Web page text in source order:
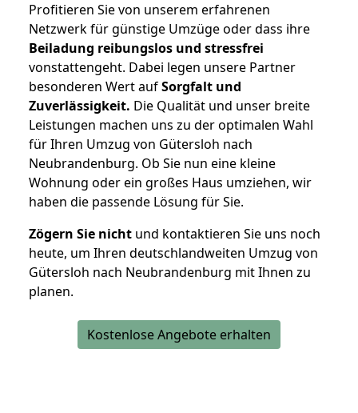
Profitieren Sie von unserem erfahrenen
Netzwerk für günstige Umzüge oder dass ihre
Beiladung reibungslos und stressfrei
vonstattengeht. Dabei legen unsere Partner
besonderen Wert aufSorgfalt und
Zuverlässigkeit. Die Qualität und unser breite
Leistungen machen uns zu der optimalen Wahl
für Ihren Umzug von Gütersloh nach
Neubrandenburg. Ob Sie nun eine kleine
Wohnung oder ein großes Haus umziehen, wir
haben die passende Lösung für Sie.
Zögern Sie nicht und kontaktieren Sie uns noch
heute, um Ihren deutschlandweiten Umzug von
Gütersloh nach Neubrandenburg mit Ihnen zu
planen.
Kostenlose Angebote erhalten